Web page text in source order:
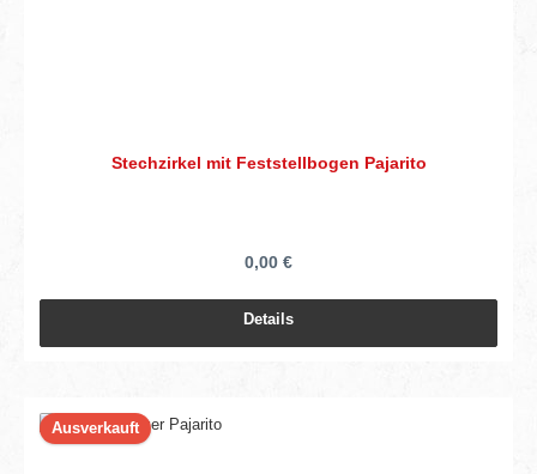
Stechzirkel mit Feststellbogen Pajarito
0,00 €
Details
Ausverkauft